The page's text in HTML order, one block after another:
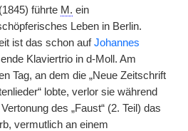
führte M. ein
Leben in Berlin.
ist das schon aufJohannes
Klaviertrio in d-Moll. Am
Tag, an dem die „Neue Zeitschrift
lobte, verlor sie während
des „Faust“ (2. Teil) das
vermutlich an einem